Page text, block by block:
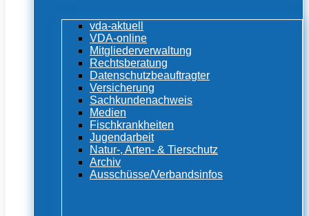
vda-aktuell
VDA-online
Mitgliederverwaltung
Rechtsberatung
Datenschutzbeauftragter
Versicherung
Sachkundenachweis
Medien
Fischkrankheiten
Jugendarbeit
Natur-, Arten- & Tierschutz
Archiv
Ausschüsse/Verbandsinfos